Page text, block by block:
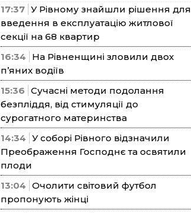
17:37 У Рівному знайшли рішення для
введення в експлуатацію житлової
секції на 68 квартир
16:34
На Рівненщині зловили двох
п’яних водіїв
15:36 Сучасні методи подолання
безпліддя, від стимуляції до
сурогатного материнства
14:34 У соборі Рівного відзначили
Преображення Господнє та освятили
плоди
13:04 Очолити світовий футбол
пропонують жінці